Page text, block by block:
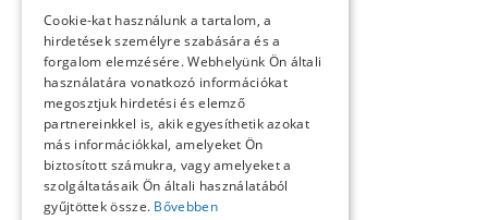
Kósa László köszöntése
Köszöntő
Közlemények
Kronológia
Lapszemle
Műhely
Nekrológ
Oral History
Pályakép
Reflexió
Cookie-kat használunk a tartalom, a
hirdetések személyre szabására és a
forgalom elemzésére. Webhelyünk Ön általi
használatára vonatkozó információkat
megosztjuk hirdetési és elemző
partnereinkkel is, akik egyesíthetik azokat
más információkkal, amelyeket Ön
biztosított számukra, vagy amelyeket a
szolgáltatásaik Ön általi használatából
gyűjtöttek össze. Bővebben